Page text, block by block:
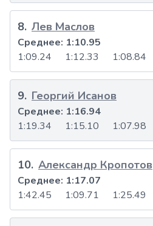
8. Лев Маслов
1:09.24 1:12.33 1:08.84
Среднее: 1:10.95
9. Георгий Исанов
1:19.34 1:15.10 1:07.98
Среднее: 1:16.94
10. Александр Кропотов
1:42.45 1:09.71 1:25.49
Среднее: 1:17.07